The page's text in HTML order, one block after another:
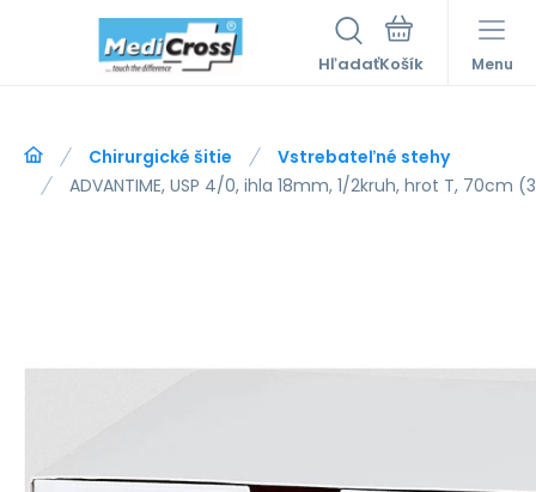
Hľadať Menu
Chirurgické šitie
Vstrebateľné stehy
ADVANTIME, USP 4/0, ihla 18mm, 1/2kruh, hrot T, 70cm